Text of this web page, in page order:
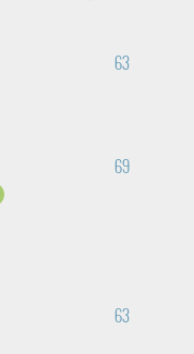
63
69
63